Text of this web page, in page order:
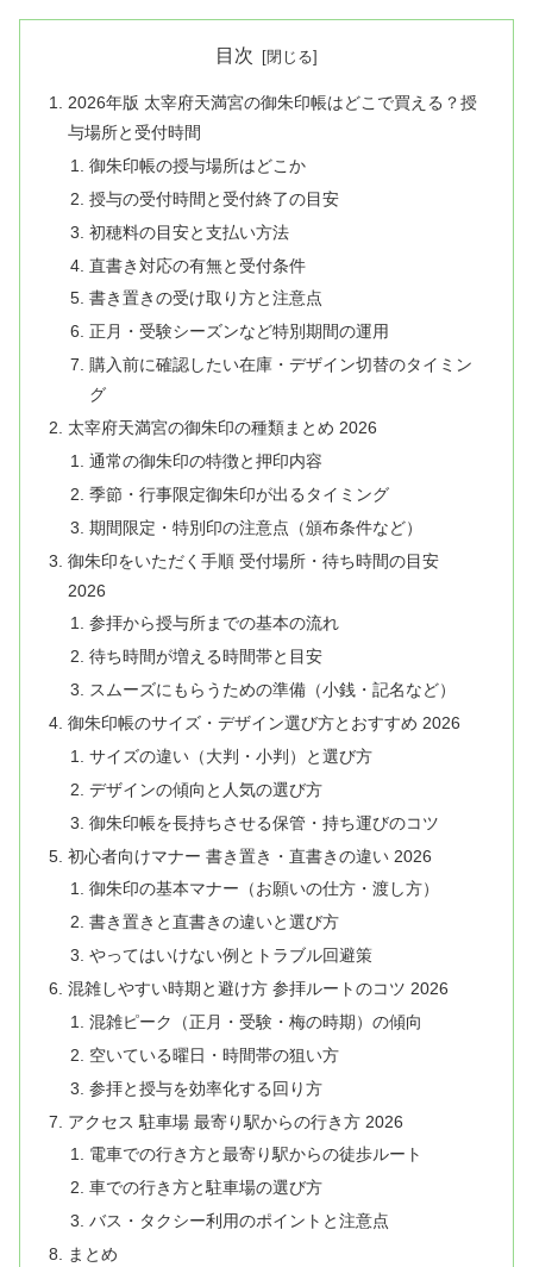
目次
2026年版 太宰府天満宮の御朱印帳はどこで買える？授
与場所と受付時間
御朱印帳の授与場所はどこか
授与の受付時間と受付終了の目安
初穂料の目安と支払い方法
直書き対応の有無と受付条件
書き置きの受け取り方と注意点
正月・受験シーズンなど特別期間の運用
購入前に確認したい在庫・デザイン切替のタイミン
グ
太宰府天満宮の御朱印の種類まとめ 2026
通常の御朱印の特徴と押印内容
季節・行事限定御朱印が出るタイミング
期間限定・特別印の注意点（頒布条件など）
御朱印をいただく手順 受付場所・待ち時間の目安
2026
参拝から授与所までの基本の流れ
待ち時間が増える時間帯と目安
スムーズにもらうための準備（小銭・記名など）
御朱印帳のサイズ・デザイン選び方とおすすめ 2026
サイズの違い（大判・小判）と選び方
デザインの傾向と人気の選び方
御朱印帳を長持ちさせる保管・持ち運びのコツ
初心者向けマナー 書き置き・直書きの違い 2026
御朱印の基本マナー（お願いの仕方・渡し方）
書き置きと直書きの違いと選び方
やってはいけない例とトラブル回避策
混雑しやすい時期と避け方 参拝ルートのコツ 2026
混雑ピーク（正月・受験・梅の時期）の傾向
空いている曜日・時間帯の狙い方
参拝と授与を効率化する回り方
アクセス 駐車場 最寄り駅からの行き方 2026
電車での行き方と最寄り駅からの徒歩ルート
車での行き方と駐車場の選び方
バス・タクシー利用のポイントと注意点
まとめ